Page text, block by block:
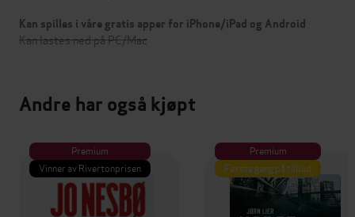
Kan spilles i våre gratis apper for iPhone/iPad og Android
Kan lastes ned på PC/Mac
Andre har også kjøpt
Premium
Vinner av Rivertonprisen
Premium
Første gang på tilbud